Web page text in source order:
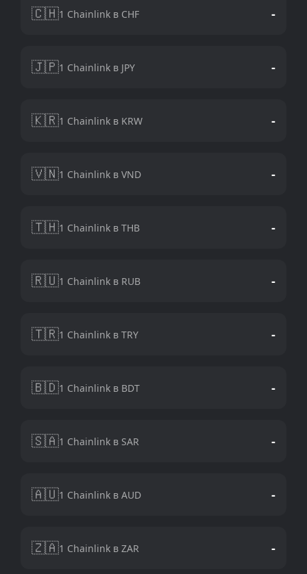
🇨🇭1 Chainlink в CHF -
🇯🇵1 Chainlink в JPY -
🇰🇷1 Chainlink в KRW -
🇻🇳1 Chainlink в VND -
🇹🇭1 Chainlink в THB -
🇷🇺1 Chainlink в RUB -
🇹🇷1 Chainlink в TRY -
🇧🇩1 Chainlink в BDT -
🇸🇦1 Chainlink в SAR -
🇦🇺1 Chainlink в AUD -
🇿🇦1 Chainlink в ZAR -